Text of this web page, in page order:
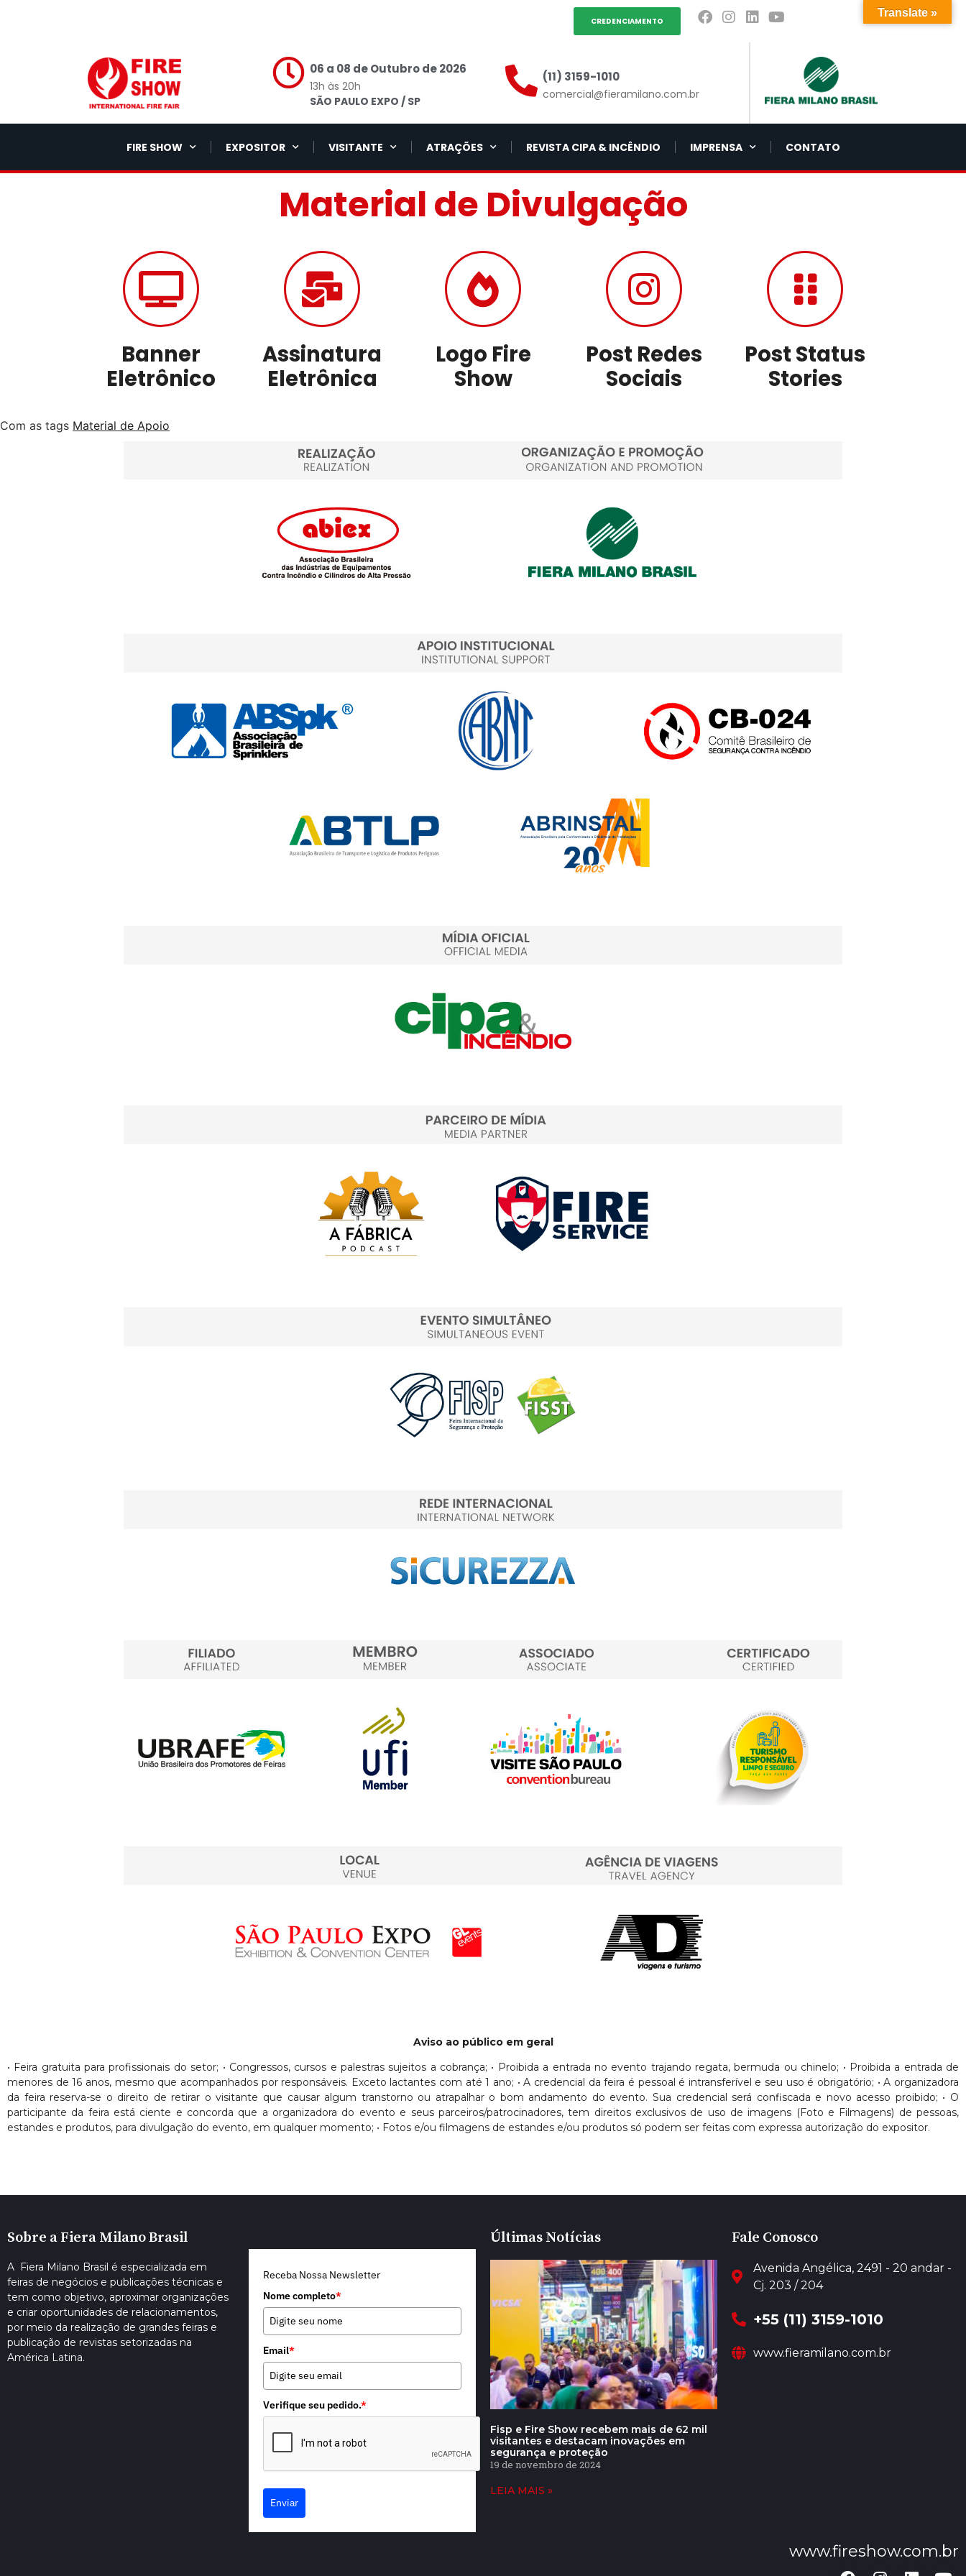
CREDENCIAMENTO
06 a 08 de Outubro de 2026
13h às 20h
SÃO PAULO EXPO / SP
(11) 3159-1010
comercial@fieramilano.com.br
FIRE SHOW EXPOSITOR VISITANTE ATRAÇÕES REVISTA CIPA & INCÊNDIO IMPRENSA CONTATO
Material de Divulgação
Banner
Eletrônico
Assinatura
Eletrônica
Logo Fire
Show
Post Redes
Sociais
Post Status
Stories
Com as tags Material de Apoio
Aviso ao público em geral
• Feira gratuita para profissionais do setor; • Congressos, cursos e palestras sujeitos a cobrança; • Proibida a entrada no evento trajando regata, bermuda ou chinelo; • Proibida a entrada de
menores de 16 anos, mesmo que acompanhados por responsáveis. Exceto lactantes com até 1 ano; • A credencial da feira é pessoal é intransferível e seu uso é obrigatório; • A organizadora
da feira reserva-se o direito de retirar o visitante que causar algum transtorno ou atrapalhar o bom andamento do evento. Sua credencial será confiscada e novo acesso proibido; • O
participante da feira está ciente e concorda que a organizadora do evento e seus parceiros/patrocinadores, tem direitos exclusivos de uso de imagens (Foto e Filmagens) de pessoas,
estandes e produtos, para divulgação do evento, em qualquer momento; • Fotos e/ou filmagens de estandes e/ou produtos só podem ser feitas com expressa autorização do expositor.
Sobre a Fiera Milano Brasil
A Fiera Milano Brasil é especializada em
feiras de negócios e publicações técnicas e
tem como objetivo, aproximar organizações
e criar oportunidades de relacionamentos,
por meio da realização de grandes feiras e
publicação de revistas setorizadas na
América Latina.
Receba Nossa Newsletter
Nome completo*
Email*
Verifique seu pedido.*
Enviar
Últimas Notícias
Fisp e Fire Show recebem mais de 62 mil
visitantes e destacam inovações em
segurança e proteção
19 de novembro de 2024
LEIA MAIS »
Fale Conosco
Avenida Angélica, 2491 - 20 andar -
Cj. 203 / 204
+55 (11) 3159-1010
www.fieramilano.com.br
www.fireshow.com.br
Translate »